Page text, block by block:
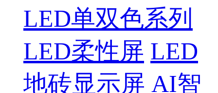
LED单双色系列
LED柔性屏 LED
地砖显示屏 AI智